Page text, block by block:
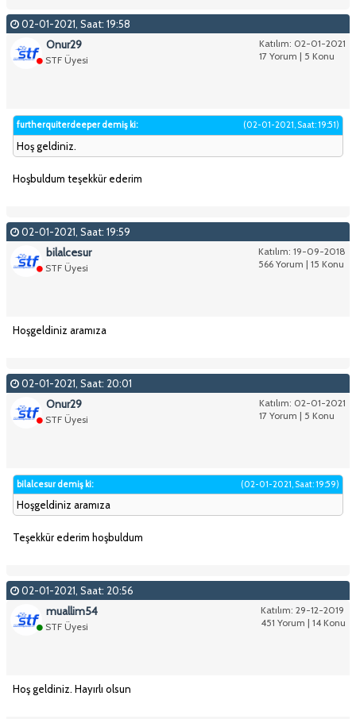
02-01-2021, Saat: 19:58
Katılım: 02-01-2021
17 Yorum | 5 Konu
Onur29
STF Üyesi
(02-01-2021, Saat: 19:51)
furtherquiterdeeper demiş ki:
Hoş geldiniz.
Hoşbuldum teşekkür ederim
02-01-2021, Saat: 19:59
Katılım: 19-09-2018
566 Yorum | 15 Konu
bilalcesur
STF Üyesi
Hoşgeldiniz aramıza
02-01-2021, Saat: 20:01
Katılım: 02-01-2021
17 Yorum | 5 Konu
Onur29
STF Üyesi
(02-01-2021, Saat: 19:59)
bilalcesur demiş ki:
Hoşgeldiniz aramıza
Teşekkür ederim hoşbuldum
02-01-2021, Saat: 20:56
Katılım: 29-12-2019
451 Yorum | 14 Konu
muallim54
STF Üyesi
Hoş geldiniz. Hayırlı olsun